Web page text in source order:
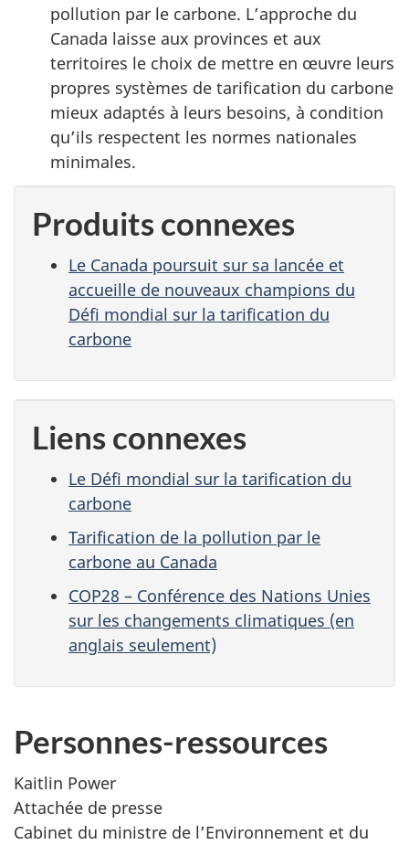
pollution par le carbone. L’approche du
Canada laisse aux provinces et aux
territoires le choix de mettre en œuvre leurs
propres systèmes de tarification du carbone
mieux adaptés à leurs besoins, à condition
qu’ils respectent les normes nationales
minimales.
Produits connexes
Le Canada poursuit sur sa lancée et
accueille de nouveaux champions du
Défi mondial sur la tarification du
carbone
Liens connexes
Le Défi mondial sur la tarification du
carbone
Tarification de la pollution par le
carbone au Canada
COP28 – Conférence des Nations Unies
sur les changements climatiques (en
anglais seulement)
Personnes-ressources
Kaitlin Power
Attachée de presse
Cabinet du ministre de l’Environnement et du